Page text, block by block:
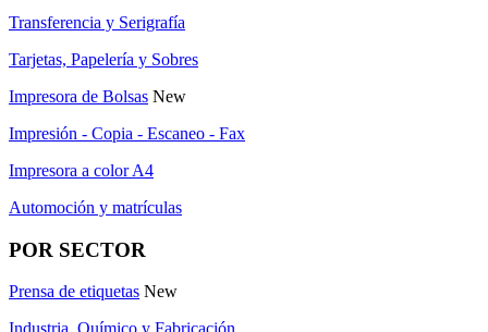
Transferencia y Serigrafía
Tarjetas, Papelería y Sobres
Impresora de Bolsas New
Impresión - Copia - Escaneo - Fax
Impresora a color A4
Automoción y matrículas
POR SECTOR
Prensa de etiquetas New